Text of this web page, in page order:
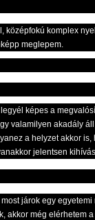
középfokú komplex
meglepem.
képes a
valamilyen akadály
a helyzet akkor
jelentsen
járok egy
akkor még elérhetem